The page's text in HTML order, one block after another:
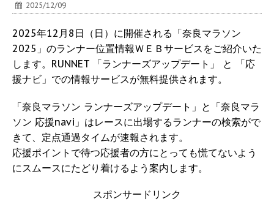
2025/12/09
2025年12月8日（日）に開催される「奈良マラソン
2025」のランナー位置情報ＷＥＢサービスをご紹介いた
します。RUNNET 「ランナーズアップデート」 と 「応
援ナビ」での情報サービスが無料提供されます。
「奈良マラソン ランナーズアップデート」と「奈良マラ
ソン 応援navi」はレースに出場するランナーの検索がで
きて、定点通過タイムが速報されます。
応援ポイントで待つ応援者の方にとっても慌てないよう
にスムースにたどり着けるよう案内します。
スポンサードリンク